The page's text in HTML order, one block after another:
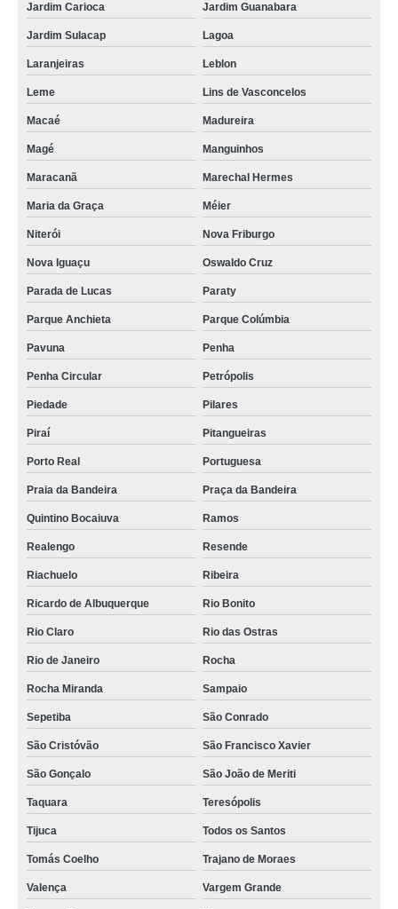
Jardim Carioca Jardim Guanabara
Jardim Sulacap Lagoa
Laranjeiras Leblon
Leme Lins de Vasconcelos
Macaé Madureira
Magé Manguinhos
Maracanã Marechal Hermes
Maria da Graça Méier
Niterói Nova Friburgo
Nova Iguaçu Oswaldo Cruz
Parada de Lucas Paraty
Parque Anchieta Parque Colúmbia
Pavuna Penha
Penha Circular Petrópolis
Piedade Pilares
Piraí Pitangueiras
Porto Real Portuguesa
Praia da Bandeira Praça da Bandeira
Quintino Bocaiuva Ramos
Realengo Resende
Riachuelo Ribeira
Ricardo de Albuquerque Rio Bonito
Rio Claro Rio das Ostras
Rio de Janeiro Rocha
Rocha Miranda Sampaio
Sepetiba São Conrado
São Cristóvão São Francisco Xavier
São Gonçalo São João de Meriti
Taquara Teresópolis
Tijuca Todos os Santos
Tomás Coelho Trajano de Moraes
Valença Vargem Grande